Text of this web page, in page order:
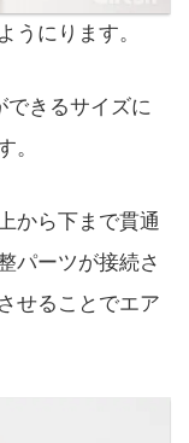
うにります。
できるサイズに
。
から下まで貫通
パーツが接続さ
せることでエア